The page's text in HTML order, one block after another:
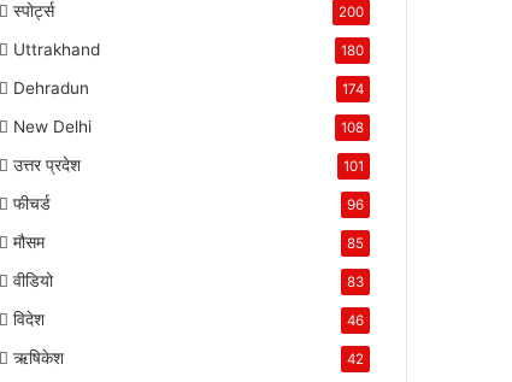
स्पोर्ट्स 200
Uttrakhand 180
Dehradun 174
New Delhi 108
उत्तर प्रदेश 101
फीचर्ड 96
मौसम 85
वीडियो 83
विदेश 46
ऋषिकेश 42